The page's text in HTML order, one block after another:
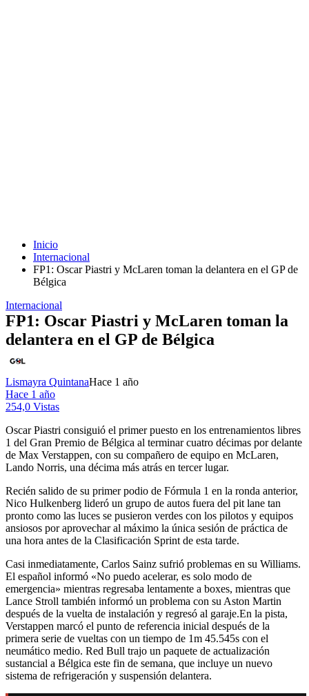
Inicio
Internacional
FP1: Oscar Piastri y McLaren toman la delantera en el GP de
Bélgica
Internacional
FP1: Oscar Piastri y McLaren toman la
delantera en el GP de Bélgica
Lismayra QuintanaHace 1 año
Hace 1 año
254,0 Vistas
Oscar Piastri consiguió el primer puesto en los entrenamientos libres
1 del Gran Premio de Bélgica al terminar cuatro décimas por delante
de Max Verstappen, con su compañero de equipo en McLaren,
Lando Norris, una décima más atrás en tercer lugar.
Recién salido de su primer podio de Fórmula 1 en la ronda anterior,
Nico Hulkenberg lideró un grupo de autos fuera del pit lane tan
pronto como las luces se pusieron verdes con los pilotos y equipos
ansiosos por aprovechar al máximo la única sesión de práctica de
una hora antes de la Clasificación Sprint de esta tarde.
Casi inmediatamente, Carlos Sainz sufrió problemas en su Williams.
El español informó «No puedo acelerar, es solo modo de
emergencia» mientras regresaba lentamente a boxes, mientras que
Lance Stroll también informó un problema con su Aston Martin
después de la vuelta de instalación y regresó al garaje.En la pista,
Verstappen marcó el punto de referencia inicial después de la
primera serie de vueltas con un tiempo de 1m 45.545s con el
neumático medio. Red Bull trajo un paquete de actualización
sustancial a Bélgica este fin de semana, que incluye un nuevo
sistema de refrigeración y suspensión delantera.